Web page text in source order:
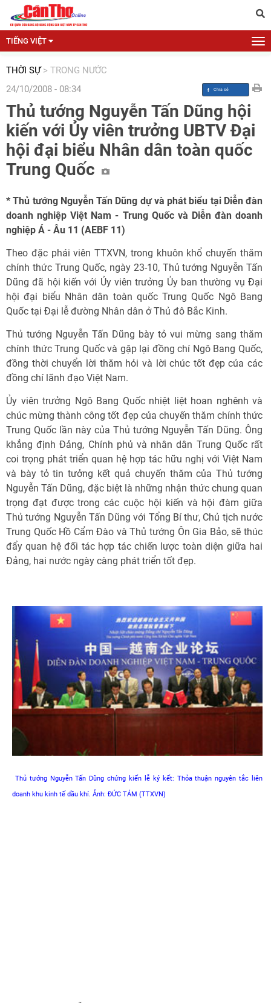
TIẾNG VIỆT
THỜI SỰ > TRONG NƯỚC
24/10/2008 - 08:34
Thủ tướng Nguyễn Tấn Dũng hội
kiến với Ủy viên trưởng UBTV Đại
hội đại biểu Nhân dân toàn quốc
Trung Quốc
* Thủ tướng Nguyễn Tấn Dũng dự và phát biểu tại Diễn đàn
doanh nghiệp Việt Nam - Trung Quốc và Diễn đàn doanh
nghiệp Á - Âu 11 (AEBF 11)
Theo đặc phái viên TTXVN, trong khuôn khổ chuyến thăm
chính thức Trung Quốc, ngày 23-10, Thủ tướng Nguyễn Tấn
Dũng đã hội kiến với Ủy viên trưởng Ủy ban thường vụ Đại
hội đại biểu Nhân dân toàn quốc Trung Quốc Ngô Bang
Quốc tại Đại lễ đường Nhân dân ở Thủ đô Bắc Kinh.
Thủ tướng Nguyễn Tấn Dũng bày tỏ vui mừng sang thăm
chính thức Trung Quốc và gặp lại đồng chí Ngô Bang Quốc,
đồng thời chuyển lời thăm hỏi và lời chúc tốt đẹp của các
đồng chí lãnh đạo Việt Nam.
Ủy viên trưởng Ngô Bang Quốc nhiệt liệt hoan nghênh và
chúc mừng thành công tốt đẹp của chuyến thăm chính thức
Trung Quốc lần này của Thủ tướng Nguyễn Tấn Dũng. Ông
khẳng định Đảng, Chính phủ và nhân dân Trung Quốc rất
coi trọng phát triển quan hệ hợp tác hữu nghị với Việt Nam
và bày tỏ tin tưởng kết quả chuyến thăm của Thủ tướng
Nguyễn Tấn Dũng, đặc biệt là những nhận thức chung quan
trọng đạt được trong các cuộc hội kiến và hội đàm giữa
Thủ tướng Nguyễn Tấn Dũng với Tổng Bí thư, Chủ tịch nước
Trung Quốc Hồ Cẩm Đào và Thủ tướng Ôn Gia Bảo, sẽ thúc
đẩy quan hệ đối tác hợp tác chiến lược toàn diện giữa hai
Đảng, hai nước ngày càng phát triển tốt đẹp.
Thủ tướng Nguyễn Tấn Dũng chứng kiến lễ ký kết: Thỏa thuận nguyên tắc liên
doanh khu kinh tế dầu khí. Ảnh: ĐỨC TÁM (TTXVN)